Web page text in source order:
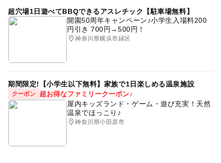
超穴場1日遊べてBBQできるアスレチック【駐車場無料】
開園50周年キャンペーン♪小学生入場料200
円引き 700円→500円！
神奈川県横浜市緑区
期間限定!【小学生以下無料】家族で1日楽しめる温泉施設
クーポン
超お得なファミリークーポン♪
屋内キッズランド・ゲーム・遊び充実！天然
温泉でほっこり♪
神奈川県小田原市